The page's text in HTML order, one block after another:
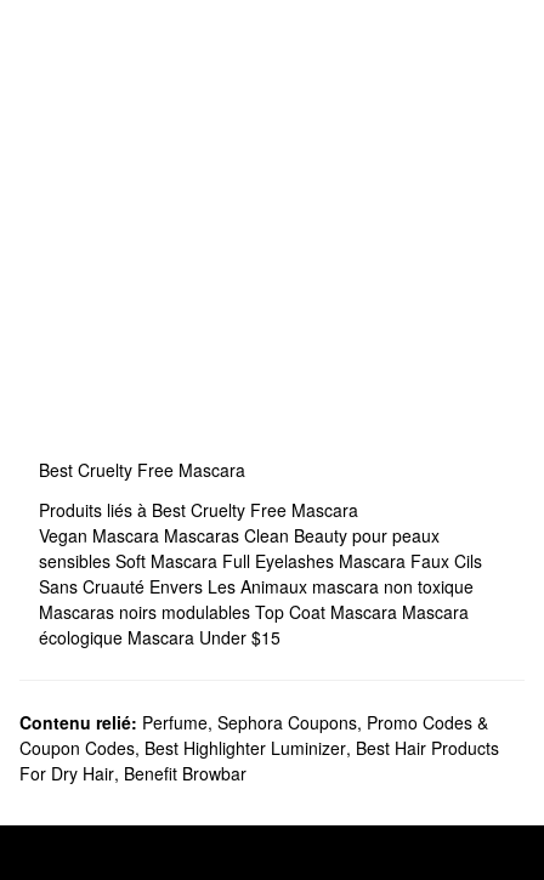
Best Cruelty Free Mascara
Produits liés à Best Cruelty Free Mascara
Vegan Mascara Mascaras Clean Beauty pour peaux
sensibles Soft Mascara Full Eyelashes Mascara Faux Cils
Sans Cruauté Envers Les Animaux mascara non toxique
Mascaras noirs modulables Top Coat Mascara Mascara
écologique Mascara Under $15
Contenu relié: Perfume, Sephora Coupons, Promo Codes &
Coupon Codes, Best Highlighter Luminizer, Best Hair Products
For Dry Hair, Benefit Browbar